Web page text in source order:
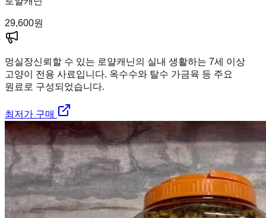
29,600원
멍실장신뢰할 수 있는 로얄캐닌의 실내 생활하는 7세 이상
고양이 전용 사료입니다. 옥수수와 탈수 가금육 등 주요
원료로 구성되었습니다.
최저가 구매